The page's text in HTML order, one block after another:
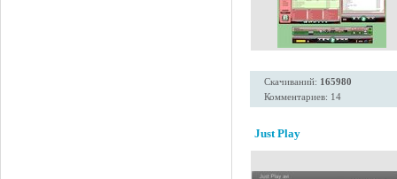
Скачиваний: 165980
Комментариев: 14
Just Play